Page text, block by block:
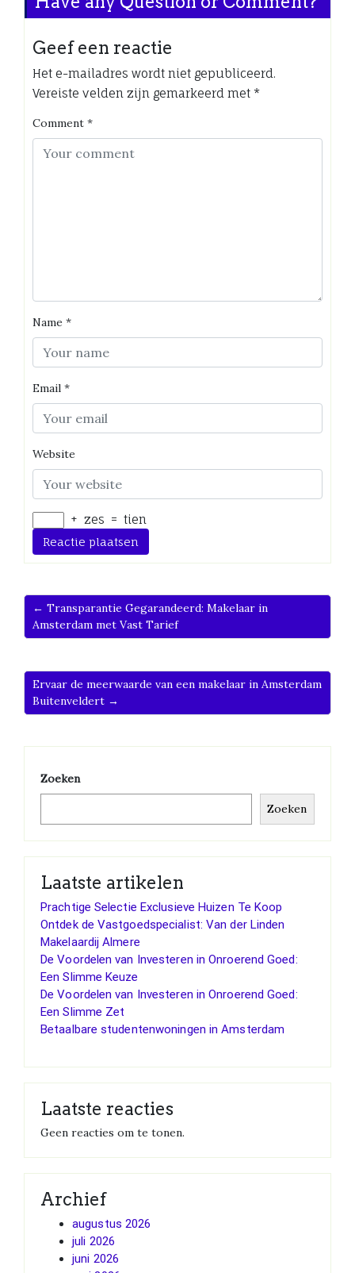
Geef een reactie
Het e-mailadres wordt niet gepubliceerd.
Vereiste velden zijn gemarkeerd met *
Comment *
Name *
Email *
Website
+ zes = tien
← Transparantie Gegarandeerd: Makelaar in
Amsterdam met Vast Tarief
Ervaar de meerwaarde van een makelaar in Amsterdam
Buitenveldert →
Zoeken
Zoeken
Laatste artikelen
Prachtige Selectie Exclusieve Huizen Te Koop
Ontdek de Vastgoedspecialist: Van der Linden
Makelaardij Almere
De Voordelen van Investeren in Onroerend Goed:
Een Slimme Keuze
De Voordelen van Investeren in Onroerend Goed:
Een Slimme Zet
Betaalbare studentenwoningen in Amsterdam
Laatste reacties
Geen reacties om te tonen.
Archief
augustus 2026
juli 2026
juni 2026